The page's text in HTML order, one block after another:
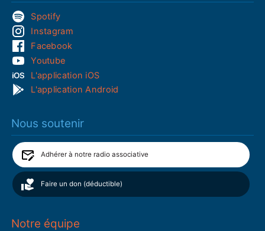
Spotify
Instagram
Facebook
Youtube
L'application iOS
L'application Android
Nous soutenir
Adhérer à notre radio associative
Faire un don (déductible)
Notre équipe